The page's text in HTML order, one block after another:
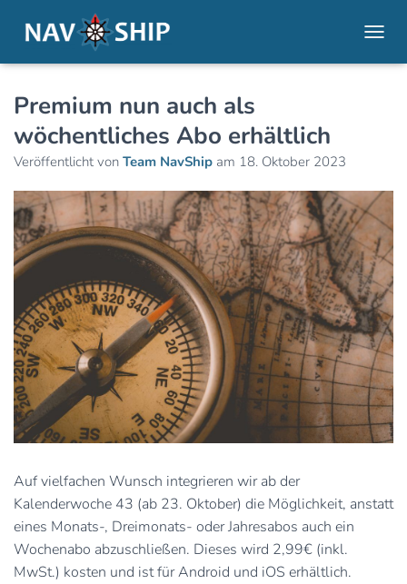
Premium nun auch als
wöchentliches Abo erhältlich
Veröffentlicht von Team NavShip am 18. Oktober 2023
Auf vielfachen Wunsch integrieren wir ab der
Kalenderwoche 43 (ab 23. Oktober) die Möglichkeit, anstatt
eines Monats-, Dreimonats- oder Jahresabos auch ein
Wochenabo abzuschließen. Dieses wird 2,99€ (inkl.
MwSt.) kosten und ist für Android und iOS erhältlich.